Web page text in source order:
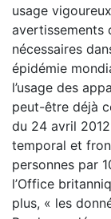
usage
avertissements
nécessaires
épidémie
l’usage des
peut-être déjà
du 24 avril
temporal et
personnes par
l’Office
plus, « les